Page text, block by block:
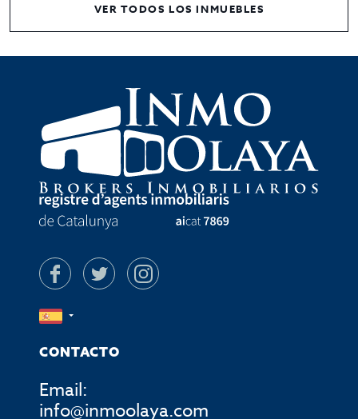
VER TODOS LOS INMUEBLES
CONTACTO
Email:
info@inmoolaya.com